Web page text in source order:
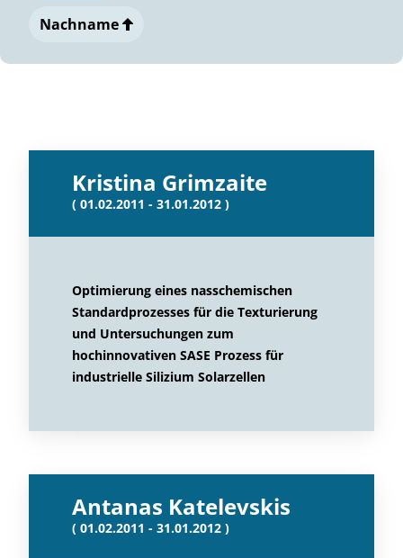
Nachname
Kristina Grimzaite
( 01.02.2011 - 31.01.2012 )
Optimierung eines nasschemischen
Standardprozesses für die Texturierung
und Untersuchungen zum
hochinnovativen SASE Prozess für
industrielle Silizium Solarzellen
Antanas Katelevskis
( 01.02.2011 - 31.01.2012 )